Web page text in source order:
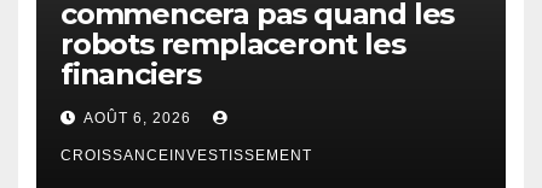
commencera pas quand les
robots remplaceront les
financiers
AOÛT 6, 2026
CROISSANCEINVESTISSEMENT